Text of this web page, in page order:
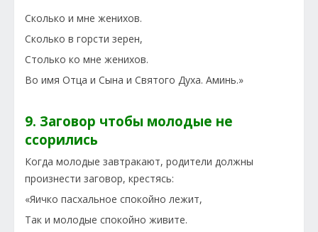
Сколько и мне женихов.
Сколько в горсти зерен,
Столько ко мне женихов.
Во имя Отца и Сына и Святого Духа. Аминь.»
9. Заговор чтобы молодые не
ссорились
Когда молодые завтракают, родители должны
произнести заговор, крестясь:
«Яичко пасхальное спокойно лежит,
Так и молодые спокойно живите.